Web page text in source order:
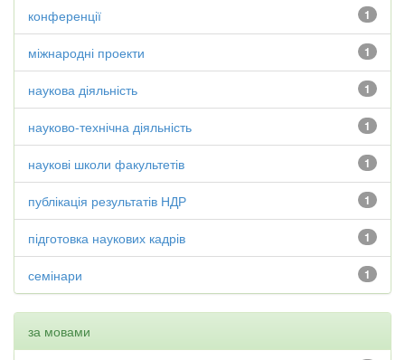
1
конференції
1
міжнародні проекти
1
наукова діяльність
1
науково-технічна діяльність
1
наукові школи факультетів
1
публікація результатів НДР
1
підготовка наукових кадрів
1
семінари
за мовами